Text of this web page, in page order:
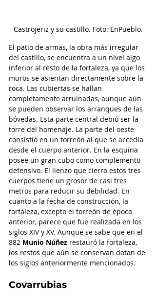
Castrojeriz y su castillo. Foto: EnPueblo.
El patio de armas, la obra más irregular
del castillo, se encuentra a un nivel algo
inferior al resto de la fortaleza, ya que los
muros se asientan directamente sobre la
roca. Las cubiertas se hallan
completamente arruinadas, aunque aún
se pueden observar los arranques de las
bóvedas. Esta parte central debió ser la
torre del homenaje. La parte del oeste
consistió en un torreón al que se accedía
desde el cuerpo anterior. En la esquina
posee un gran cubo como complemento
defensivo. El lienzo que cierra estos tres
cuerpos tiene un grosor de casi tres
metros para reducir su debilidad. En
cuanto a la fecha de construcción, la
fortaleza, excepto el torreón de época
anterior, parece que fue realizada en los
siglos XIV y XV. Aunque se sabe que en el
882 Munio Núñez restauró la fortaleza,
los restos que aún se conservan datan de
los siglos anteriormente mencionados.
Covarrubias